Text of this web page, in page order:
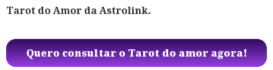
Tarot do Amor da Astrolink.
Quero consultar o Tarot do amor agora!